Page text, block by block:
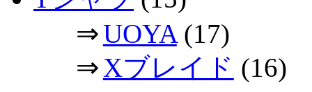
⇒UOYA(17)
⇒Xブレイド (16)